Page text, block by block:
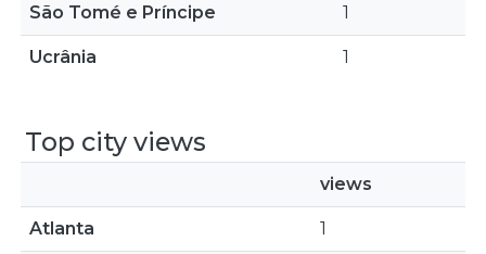
São Tomé e Príncipe 1
Ucrânia 1
Top city views
views
Atlanta 1